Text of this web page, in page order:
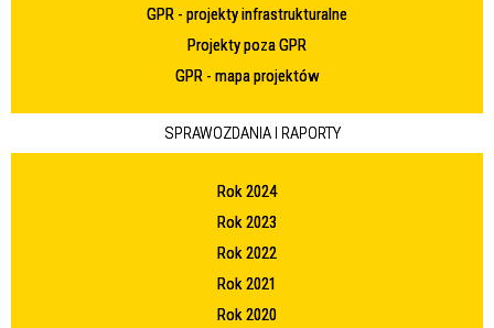
GPR - projekty infrastrukturalne
Projekty poza GPR
GPR - mapa projektów
SPRAWOZDANIA I RAPORTY
Rok 2024
Rok 2023
Rok 2022
Rok 2021
Rok 2020